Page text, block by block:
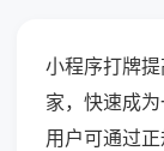
小程序打牌
家，快速成
用户可通过正